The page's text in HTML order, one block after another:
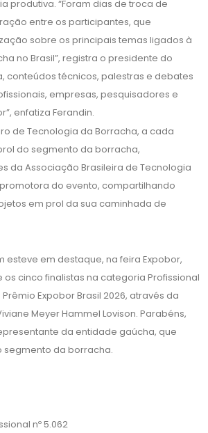
produtiva. “Foram dias de troca de
entre os participantes, que
sobre os principais temas ligados à
no Brasil”, registra o presidente do
conteúdos técnicos, palestras e debates
empresas, pesquisadores e
enfatiza Ferandin.
de Tecnologia da Borracha, a cada
do segmento da borracha,
da Associação Brasileira de Tecnologia
do evento, compartilhando
em prol da sua caminhada de
esteve em destaque, na feira Expobor,
os cinco finalistas na categoria Profissional
Expobor Brasil 2026, através da
Meyer Hammel Lovison. Parabéns,
da entidade gaúcha, que
segmento da borracha.
nº 5.062